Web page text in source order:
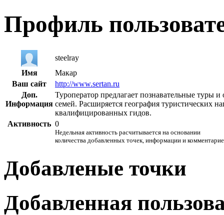
Профиль
steelray
Имя
Макар
Ваш сайт
http://www.sertan.ru
Доп.
Информация
Туроператор предлагает познавательные
семей. Расширяется география туристических
квалифицированных гидов.
Активность 0
Недельная активность расчитывается на основании
количества добавленных точек, информации и
Добавленые точки
Добавленная